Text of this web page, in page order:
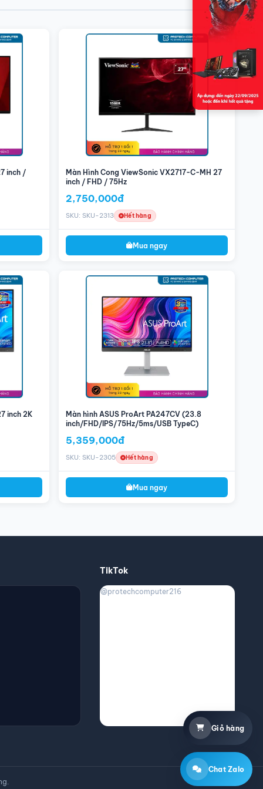
2.8 kg (Không chân đế)
Cáp nguồn, Cáp HDMI, Hướng dẫn sử
inch /
Màn Hình Cong ViewSonic VX2717-C-MH 27
inch / FHD / 75Hz
2,750,000đ
SKU: SKU-2313 Hết hàng
Mua ngay
inch 2K
Màn hình ASUS ProArt PA247CV (23.8
inch/FHD/IPS/75Hz/5ms/USB TypeC)
5,359,000đ
SKU: SKU-2305 Hết hàng
Mua ngay
TikTok
@protechcomputer216
Giỏ hàng
Chat Zalo